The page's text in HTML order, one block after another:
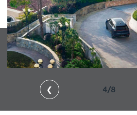
❮ 4/8